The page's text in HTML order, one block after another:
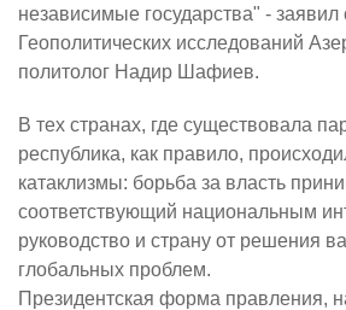
независимые государства" - заявил
Геополитических исследований
политолог Надир Шафиев.
В тех странах, где существовала
республика, как правило,
катаклизмы: борьба за власть
соответствующий национальным
руководство и страну от решения
глобальных проблем.
Президентская форма правления,